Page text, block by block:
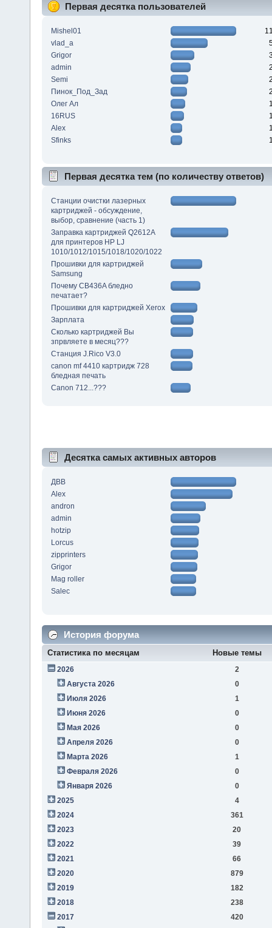
Первая десятка пользователей
Mishel01
vlad_a
Grigor
admin
Semi
Пинок_Под_Зад
Олег Ал
16RUS
Alex
Sfinks
Первая десятка тем (по количеству ответов)
Станции очистки лазерных
картриджей - обсуждение,
выбор, сравнение (часть 1)
Заправка картриджей Q2612A
для принтеров HP LJ
1010/1012/1015/1018/1020/1022
Прошивки для картриджей
Samsung
Почему CB436A бледно
печатает?
Прошивки для картриджей Xerox
Зарплата
Сколько картриджей Вы
зпрвляете в месяц???
Станция J.Rico V3.0
canon mf 4410 картридж 728
бледная печать
Canon 712...???
Десятка самых активных авторов
ДВВ
Alex
andron
admin
hotzip
Lorcus
zipprinters
Grigor
Mag roller
Salec
История форума
Статистика по месяцам Новые темы
2026
2
Августа 2026
0
Июля 2026
1
Июня 2026
0
Мая 2026
0
Апреля 2026
0
Марта 2026
1
Февраля 2026
0
Января 2026
0
2025
4
2024
361
2023
20
2022
39
2021
66
2020
879
2019
182
2018
238
2017
420